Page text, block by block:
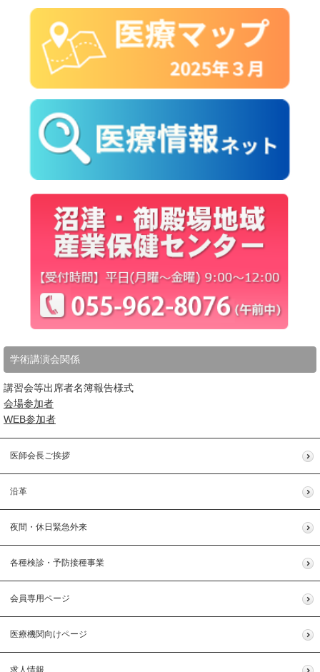
学術講演会関係
講習会等出席者名簿報告様式
会場参加者
WEB参加者
医師会長ご挨拶
沿革
夜間・休日緊急外来
各種検診・予防接種事業
会員専用ページ
医療機関向けページ
求人情報